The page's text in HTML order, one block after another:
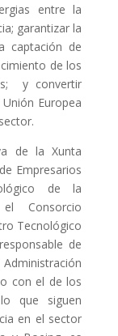
entre la
garantizar la
captación de
de los
y convertir
Europea
de la Xunta
Empresarios
de la
Consorcio
Tecnológico
de
con el de los
que siguen
en el sector